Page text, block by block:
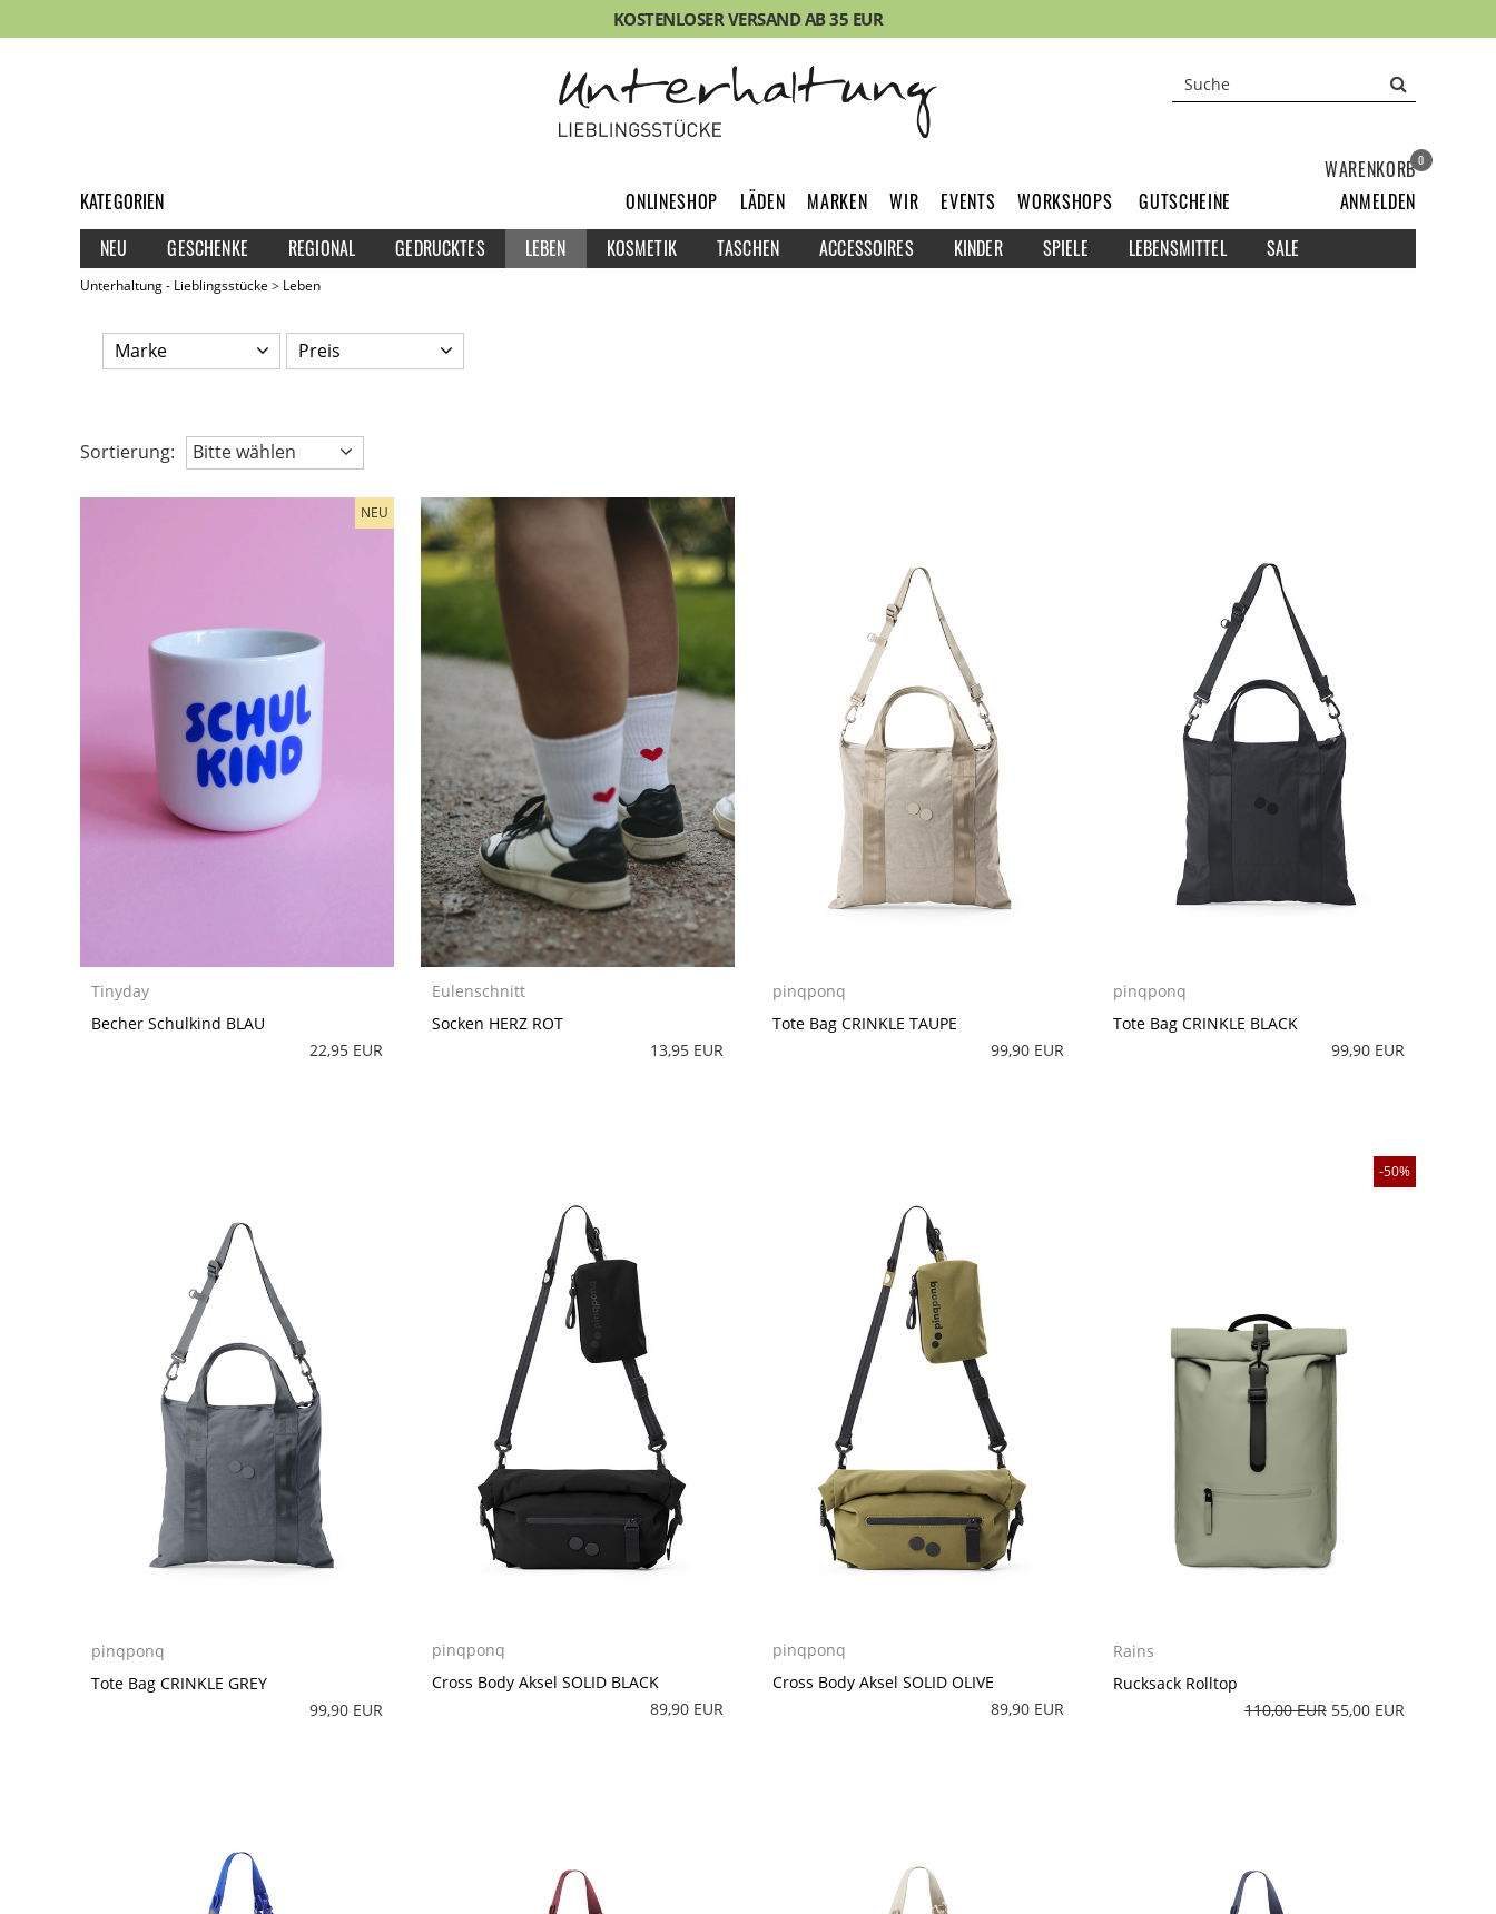
KOSTENLOSER VERSAND AB 35 EUR
KATEGORIEN
NEU
GESCHENKE REGIONAL GEDRUCKTES LEBEN KOSMETIK TASCHEN ACCESSOIRES KINDER SPIELE LEBENSMITTEL SALE
ONLINESHOP LÄDEN MARKEN WIR EVENTS WORKSHOPS GUTSCHEINE
WARENKORB0
ANMELDEN
Unterhaltung - Lieblingsstücke Leben
Marke Preis
Sortierung: Bitte wählen
NEU
Tinyday
Becher Schulkind BLAU
22,95 EUR
Eulenschnitt
Socken HERZ ROT
13,95 EUR
pinqponq
Tote Bag CRINKLE TAUPE
99,90 EUR
pinqponq
Tote Bag CRINKLE BLACK
99,90 EUR
pinqponq
Tote Bag CRINKLE GREY
99,90 EUR
pinqponq
Cross Body Aksel SOLID BLACK
89,90 EUR
pinqponq
Cross Body Aksel SOLID OLIVE
89,90 EUR
50%
Rains
Rucksack Rolltop
110,00 EUR 55,00 EUR